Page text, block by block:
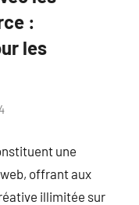
:
les
une
offrant aux
illimitée sur